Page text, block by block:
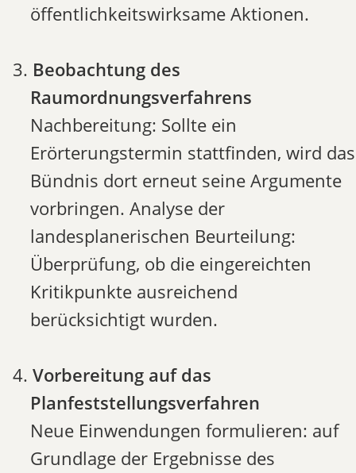
öffentlichkeitswirksame Aktionen.
Beobachtung des
Raumordnungsverfahrens
Nachbereitung: Sollte ein
Erörterungstermin stattfinden, wird das
Bündnis dort erneut seine Argumente
vorbringen. Analyse der
landesplanerischen Beurteilung:
Überprüfung, ob die eingereichten
Kritikpunkte ausreichend
berücksichtigt wurden.
Vorbereitung auf das
Planfeststellungsverfahren
Neue Einwendungen formulieren: auf
Grundlage der Ergebnisse des